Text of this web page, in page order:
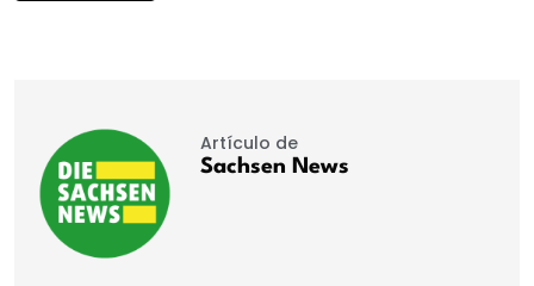
Artículo de
Sachsen News